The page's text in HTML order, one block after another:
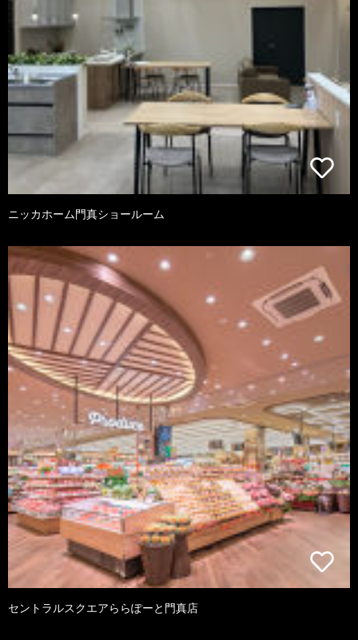
ニッカホーム門真ショールーム
セントラルスクエアららぽーと門真店